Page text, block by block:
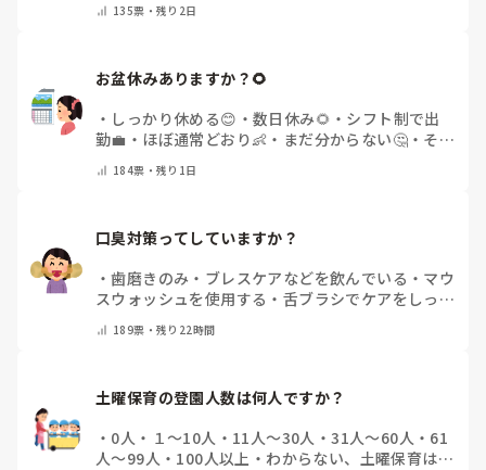
135票・残り2日
お盆休みありますか？🌻
・ しっかり休める😊 ・ 数日休み🌻 ・ シフト制で出
勤💼 ・ ほぼ通常どおり👶 ・ まだ分からない🤔・ その
184票・残り1日
口臭対策ってしていますか？
・歯磨きのみ ・ ブレスケアなどを飲んでいる ・ マウ
スウォッシュを使用する ・ 舌ブラシでケアをしっか
の他(コメントで教えて下さい)
189票・残り22時間
土曜保育の登園人数は何人ですか？
・ 0人 ・ １～10人 ・ 11人～30人 ・31人～60人 ・ 61
人～99人 ・ 100人以上 ・ わからない、土曜保育はな